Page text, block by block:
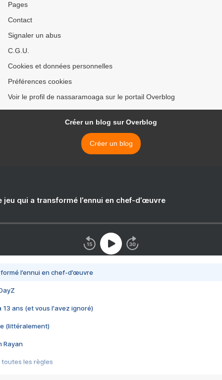
Pages
Contact
Signaler un abus
C.G.U.
Cookies et données personnelles
Préférences cookies
Voir le profil de nassaramoaga sur le portail Overblog
Créer un blog sur Overblog
Créer un blog
jeu qui a transformé l’ennui en chef-d’œuvre
l’ennui en chef-d’œuvre
13 ans (et vous l'avez ignoré)
(littéralement)
Rayan
toutes les règles